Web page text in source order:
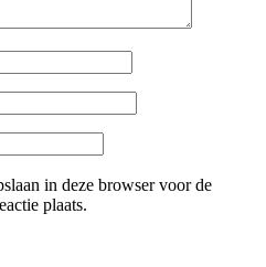
in deze browser voor de
plaats.